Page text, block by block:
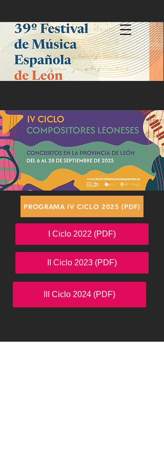
PROGRAMA IV CICLO 2025 (PDF)
I Ciclo 2022 (PDF)
II Ciclo 2023 (PDF)
III Ciclo 2024 (PDF)